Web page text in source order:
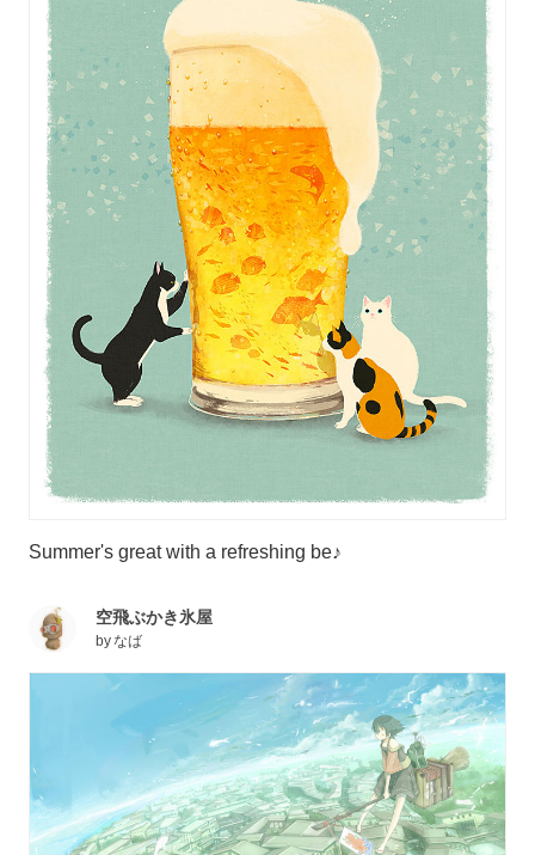
Summer's great with a refreshing be♪
空飛ぶかき氷屋
by なば